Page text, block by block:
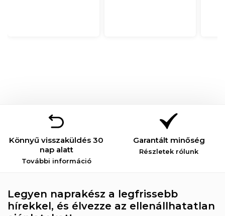
Könnyű visszaküldés 30
nap alatt
További információ
Garantált minőség
Részletek rólunk
Legyen naprakész a legfrissebb
hírekkel, és élvezze az ellenállhatatlan